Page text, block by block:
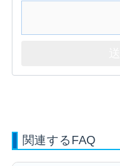
関連するFAQ